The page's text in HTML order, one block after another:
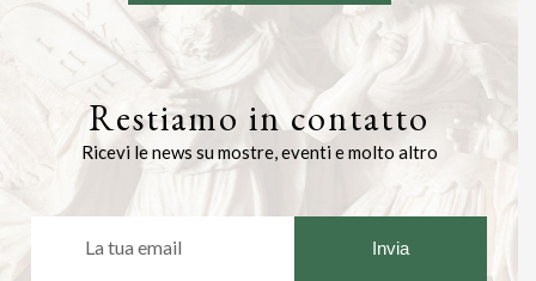
Restiamo in contatto
Ricevi le news su mostre, eventi e molto altro